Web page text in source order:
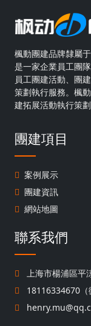
楓動團建品牌隸屬
是一家企業員工團
員工團建活動、團
策劃執行服務。楓
建拓展活動執行策劃
團建項目
案例展示
團建資訊
網站地圖
聯系我們
上海市楊浦區平
18116334670（